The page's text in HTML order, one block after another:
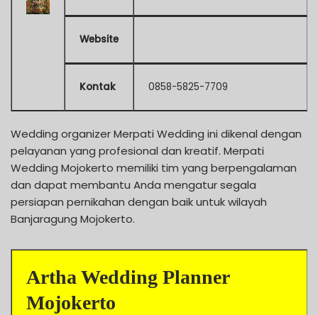
Website
Kontak 0858-5825-7709
Wedding organizer Merpati Wedding ini dikenal dengan
pelayanan yang profesional dan kreatif. Merpati
Wedding Mojokerto memiliki tim yang berpengalaman
dan dapat membantu Anda mengatur segala
persiapan pernikahan dengan baik untuk wilayah
Banjaragung Mojokerto.
Artha Wedding Planner
Mojokerto